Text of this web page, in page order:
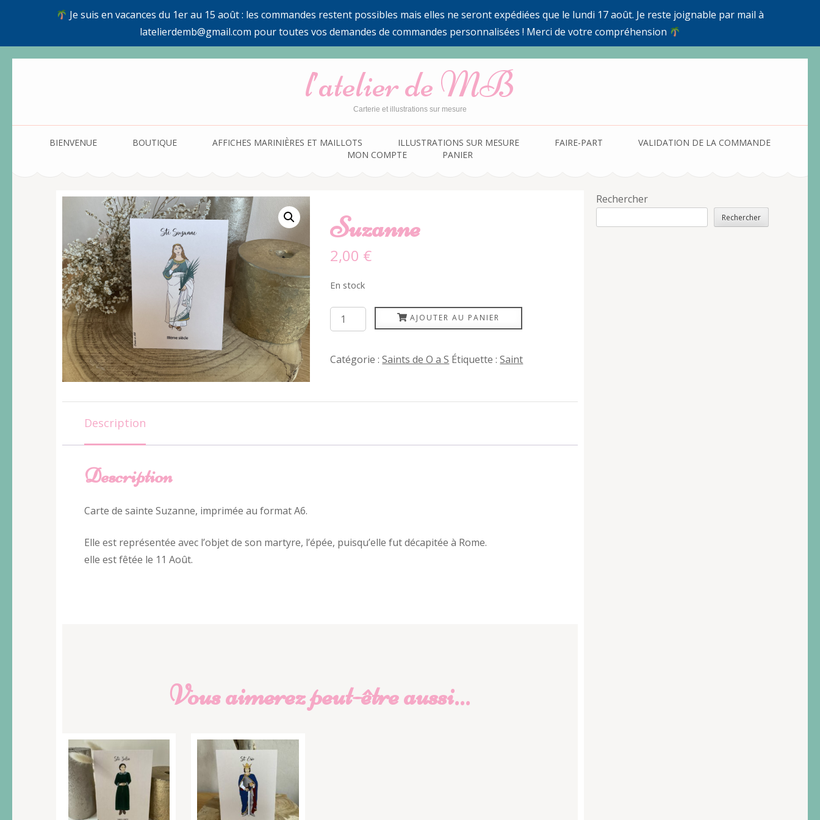
Je suis en vacances du 1er au 15 août : les commandes restent possibles mais elles ne seront expédiées que le lundi 17 août. Je reste joignable par mail à
latelierdemb@gmail.com pour toutes vos demandes de commandes personnalisées ! Merci de votre compréhension
l’atelier de MB
Carterie et illustrations sur mesure
BIENVENUE BOUTIQUE AFFICHES MARINIÈRES ET MAILLOTS ILLUSTRATIONS SUR MESURE FAIRE-PART
VALIDATION DE LA COMMANDE
MON COMPTE
PANIER
Suzanne
2,00 €
En stock
quantité
de
AJOUTER AU PANIER
Catégorie :Saints de O a S Étiquette :Saint
Description
Description
Carte de sainte Suzanne, imprimée au format A6.
Elle est représentée avec l’objet de son martyre, l’épée, puisqu’elle fut décapitée à Rome.
elle est fêtée le 11 Août.
Vous aimerez peut-être aussi…
Rechercher
Rechercher